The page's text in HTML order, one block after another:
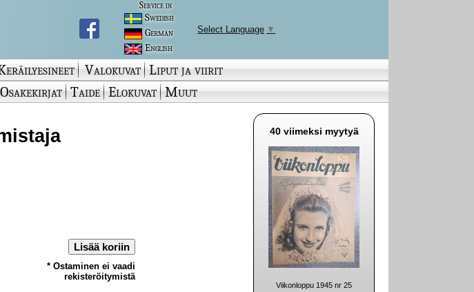
Service in
Swedish
German
English
Select Language ▼
Valokuvat Liput ja viirit
Osakekirjat Taide Elokuvat Muut
Lisää koriin
* Ostaminen ei vaadi
rekisteröitymistä
40 viimeksi myytyä
Viikonloppu 1945 nr 25